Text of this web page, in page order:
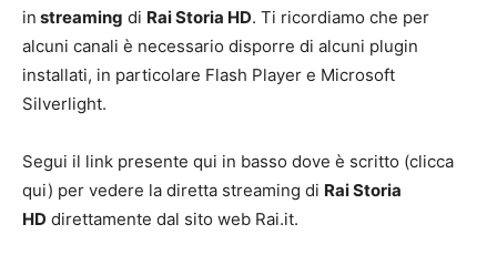
in streaming di Rai Storia HD. Ti ricordiamo che per
alcuni canali è necessario disporre di alcuni plugin
installati, in particolare Flash Player e Microsoft
Silverlight.
Segui il link presente qui in basso dove è scritto (clicca
qui) per vedere la diretta streaming di Rai Storia
HD direttamente dal sito web Rai.it.